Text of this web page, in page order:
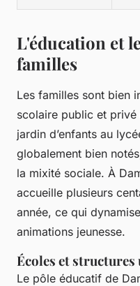
L'éducation et
familles
Les familles sont bien
scolaire public et
jardin d’enfants au
globalement bien
la mixité sociale. À
accueille plusieurs
année, ce qui
animations jeunesse.
Écoles et
Le pôle éducatif de